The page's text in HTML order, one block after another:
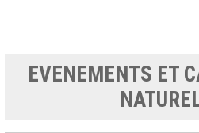
EVENEMENTS ET